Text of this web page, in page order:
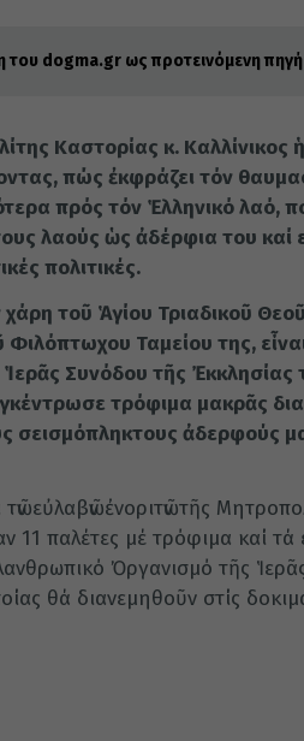
dogma.gr ως προτεινόμενη
Καστορίας κ. Καλλίνικος
πώς ἐκφράζει τόν
πρός τόν Ἑλληνικό λαό,
λαούς ὡς ἀδέρφια του καί
πολιτικές.
τοῦ Ἁγίου Τριαδικοῦ
Φιλόπτωχου Ταμείου της,
Συνόδου τῆς Ἐκκλησίας
τρόφιμα μακρᾶς
σεισμόπληκτους ἀδερφούς
εὐλαβῶν ἐνοριτῶν τῆς
11 παλέτες μέ τρόφιμα καί
Ὀργανισμό τῆς
θά διανεμηθοῦν στίς